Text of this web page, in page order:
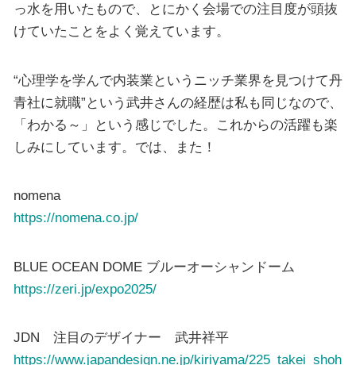
っ水を用いたもので、とにかく会場での注目度が頭抜
けていたことをよく覚えています。
“心理学を学んで内装業というニッチ業界を見つけて丹
青社に就職”という武井さんの経歴は私も同じなので、
「わかる～」という感じでした。これからの活躍も楽
しみにしています。では、また！
nomena
https://nomena.co.jp/
BLUE OCEAN DOME ブルーオーシャンドーム
https://zeri.jp/expo2025/
JDN 注目のデザイナー 武井祥平
https://www.japandesign.ne.jp/kiriyama/225_takei_shoh